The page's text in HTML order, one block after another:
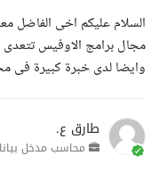
السلام عليكم اخى الفاضل
وايضا لدى خبرة كبيرة فى
طارق ع.
محاسب مدخل